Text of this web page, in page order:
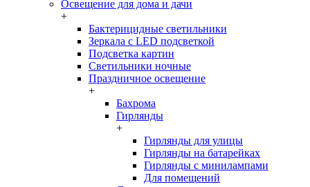
Освещение для дома и дачи
+
Бактерицидные светильники
Зеркала с LED подсветкой
Подсветка картин
Светильники ночные
Праздничное освещение
+
Бахрома
Гирлянды
+
Гирлянды для улицы
Гирлянды на батарейках
Гирлянды с минилампами
Для помещений